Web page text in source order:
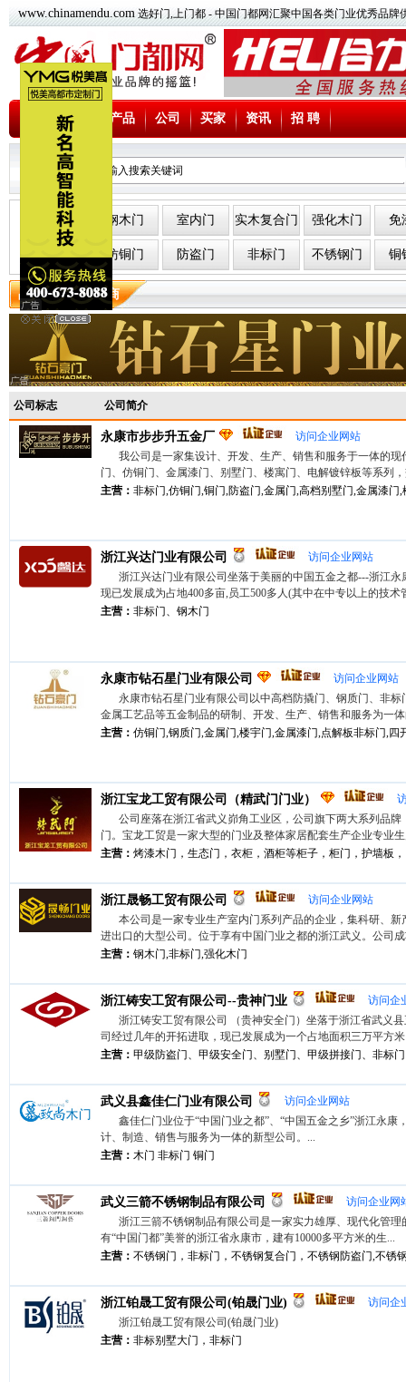
www.chinamendu.com选好门,上门都 - 中国门都网汇聚中国各类门业优秀品牌
首页 产品 公司 买家 资讯 招 聘
公司
木门 钢木门 室内门 实木复合门 强化木门 免
铜门 仿铜门 防盗门 非标门 不锈钢门 铜
品牌非标门供应商
公司标志 公司简介
永康市步步升五金厂
访问企业网站
我公司是一家集设计、开发、生产、销售和服务于一体的现
门、仿铜门、金属漆门、别墅门、楼寓门、电解镀锌板等系列
主营： 非标门,仿铜门,铜门,防盗门,金属门,高档别墅门,金属漆门,
浙江兴达门业有限公司
访问企业网站
浙江兴达门业有限公司坐落于美丽的中国五金之都---浙江永
现已发展成为占地400多亩,员工500多人(其中在中专以上的技术
主营： 非标门、钢木门
永康市钻石星门业有限公司
访问企业网站
永康市钻石星门业有限公司以中高档防撬门、钢质门、非标
金属工艺品等五金制品的研制、开发、生产、销售和服务为一
主营： 仿铜门,钢质门,金属门,楼宇门,金属漆门,点解板非标门,四
浙江宝龙工贸有限公司（精武门门业）
公司座落在浙江省武义峁角工业区，公司旗下两大系列品牌
门。宝龙工贸是一家大型的门业及整体家居配套生产企业专业
主营： 烤漆木门，生态门，衣柜，酒柜等柜子，柜门，护墙板
浙江晟畅工贸有限公司
访问企业网站
本公司是一家专业生产室内门系列产品的企业，集科研、新
进出口的大型公司。位于享有中国门业之都的浙江武义。公司
主营： 钢木门,非标门,强化木门
浙江铸安工贸有限公司--贵神门业
访问企
浙江铸安工贸有限公司 （贵神安全门）坐落于浙江省武义
司经过几年的开拓进取，现已发展成为一个占地面积三万平方
主营： 甲级防盗门、甲级安全门、别墅门、甲级拼接门、非标
武义县鑫佳仁门业有限公司
访问企业网站
鑫佳仁门业位于“中国门业之都”、“中国五金之乡”浙江永康
计、制造、销售与服务为一体的新型公司。...
主营： 木门 非标门 铜门
武义三箭不锈钢制品有限公司
访问企业网
浙江三箭不锈钢制品有限公司是一家实力雄厚、现代化管理
有“中国门都”美誉的浙江省永康市，建有10000多平方米的生...
主营： 不锈钢门，非标门，不锈钢复合门，不锈钢防盗门,不锈
浙江铂晟工贸有限公司(铂晟门业)
访问企
浙江铂晟工贸有限公司(铂晟门业)
主营： 非标别墅大门，非标门